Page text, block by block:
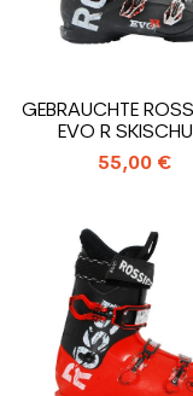
GEBRAUCHTE
EVO R
55,00 €